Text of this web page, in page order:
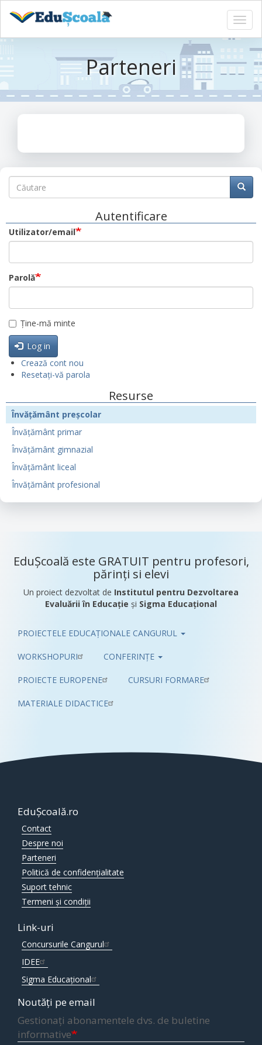
Sari
conținutul
principal
Parteneri
Căutare
Căutare
Autentificare
Utilizator/email
Parolă
Ține-mă minte
Log in
Crează cont nou
Resetați-vă parola
Resurse
Învățământ preșcolar
Învățământ primar
Învățământ gimnazial
Învățământ liceal
Învățământ profesional
EduȘcoală este GRATUIT pentru profesori,
părinți si elevi
Un proiect dezvoltat de Institutul pentru Dezvoltarea
Evaluării în Educație și Sigma Educațional
Pub
PROIECTELE EDUCAȚIONALE CANGURUL
WORKSHOPURI CONFERINȚE
PROIECTE EUROPENE CURSURI FORMARE
MATERIALE DIDACTICE
EduȘcoală.ro
Contact
Despre noi
Parteneri
Politică de confidențialitate
Suport tehnic
Termeni și condiții
Link-uri
Concursurile Cangurul
IDEE
Sigma Educațional
Noutăți pe email
Gestionați abonamentele dvs. de buletine
informative